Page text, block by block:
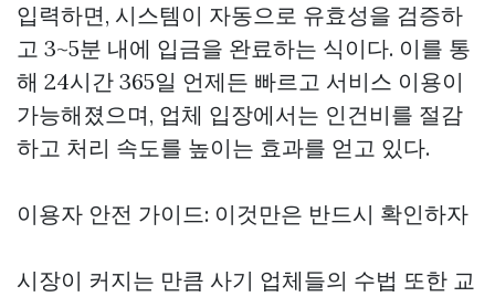
입력하면, 시스템이 자동으로 유효성을 검증하
고 3~5분 내에 입금을 완료하는 식이다. 이를 통
해 24시간 365일 언제든 빠르고 서비스 이용이
가능해졌으며, 업체 입장에서는 인건비를 절감
하고 처리 속도를 높이는 효과를 얻고 있다.
이용자 안전 가이드: 이것만은 반드시 확인하자
시장이 커지는 만큼 사기 업체들의 수법 또한 교